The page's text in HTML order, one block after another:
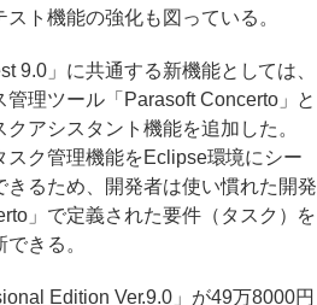
ト機能の強化も図っている。
9.0」に共通する新機能としては、
理ツール「Parasoft Concerto」と
アシスタント機能を追加した。
スク管理機能をEclipse環境にシー
きるため、開発者は使い慣れた開発
」で定義された要件（タスク）を
きる。
Edition Ver.9.0」が49万8000円